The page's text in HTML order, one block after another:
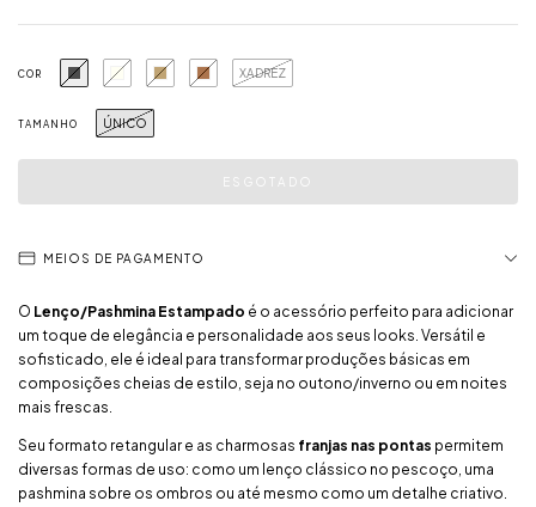
COR XADREZ
TAMANHO ÚNICO
MEIOS DE PAGAMENTO
O Lenço/Pashmina Estampado é o acessório perfeito para adicionar
um toque de elegância e personalidade aos seus looks. Versátil e
sofisticado, ele é ideal para transformar produções básicas em
composições cheias de estilo, seja no outono/inverno ou em noites
mais frescas.
Seu formato retangular e as charmosas franjas nas pontas permitem
diversas formas de uso: como um lenço clássico no pescoço, uma
pashmina sobre os ombros ou até mesmo como um detalhe criativo.